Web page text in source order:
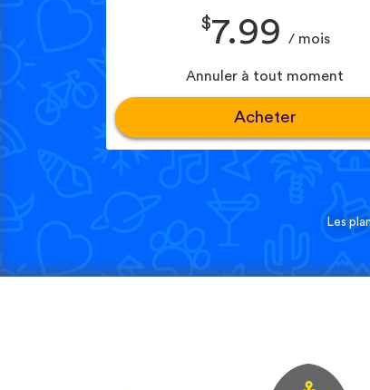
$7.99 / mois
Annuler à tout moment
Acheter
Les